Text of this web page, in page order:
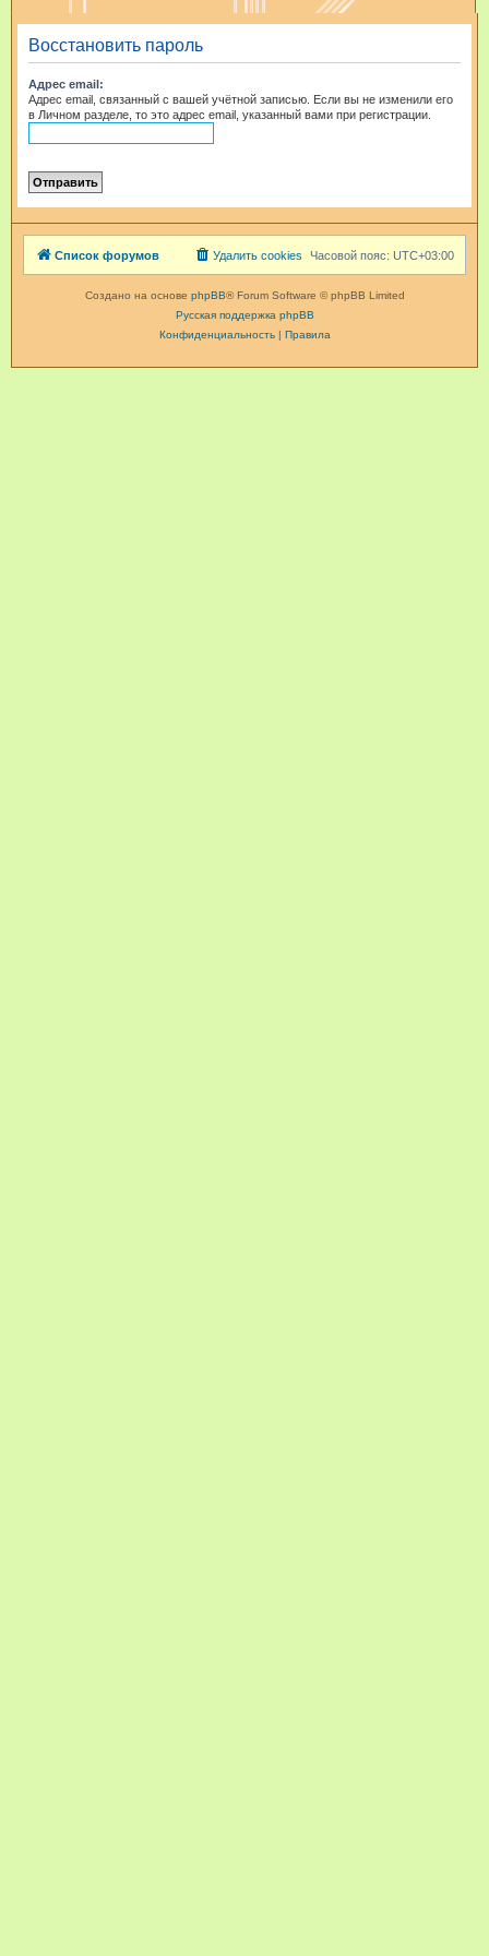
и
Восстановить пароль
Адрес email:
Адрес email, связанный с вашей учётной записью. Если вы не изменили его
в Личном разделе, то это адрес email, указанный вами при регистрации.
Список форумов Часовой пояс: UTC+03:00
Удалить cookies
Создано на основе phpBB® Forum Software © phpBB Limited
Русская поддержка phpBB
Конфиденциальность| Правила